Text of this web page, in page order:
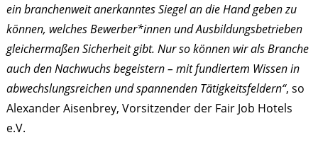
ein branchenweit anerkanntes Siegel an die Hand geben zu
können, welches Bewerber*innen und Ausbildungsbetrieben
gleichermaßen Sicherheit gibt. Nur so können wir als Branche
auch den Nachwuchs begeistern – mit fundiertem Wissen in
abwechslungsreichen und spannenden Tätigkeitsfeldern“, so
Alexander Aisenbrey, Vorsitzender der Fair Job Hotels
e.V.